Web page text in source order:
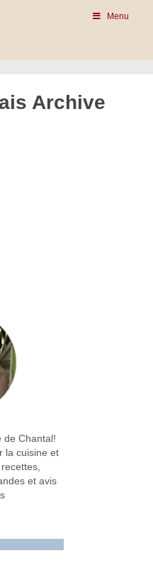
Menu
Archive
de Chantal!
la cuisine et
et avis